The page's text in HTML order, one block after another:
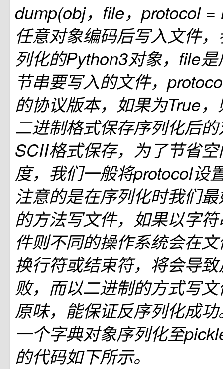
dump(obj，file，protocol =
任意对象编码后写入文件
列化的Python3对象，file
节串要写入的文件，
的协议版本，如果为True
二进制格式保存序列化后
SCII格式保存，为了节省
度，我们一般将protocol设
注意的是在序列化时我们
的方法写文件，如果以字
件则不同的操作系统会在
换行符或结束符，将会导
败，而以二进制的方式写
原味，能保证反序列化成
一个字典对象序列化至
的代码如下所示。